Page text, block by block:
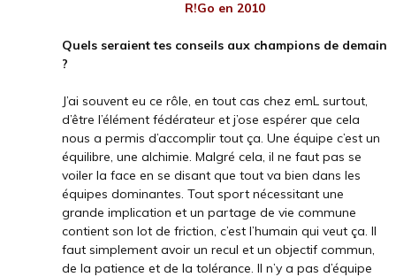
R!Go en 2010
Quels seraient tes conseils aux champions de demain
?
J’ai souvent eu ce rôle, en tout cas chez emL surtout,
d’être l’élément fédérateur et j’ose espérer que cela
nous a permis d’accomplir tout ça. Une équipe c’est un
équilibre, une alchimie. Malgré cela, il ne faut pas se
voiler la face en se disant que tout va bien dans les
équipes dominantes. Tout sport nécessitant une
grande implication et un partage de vie commune
contient son lot de friction, c’est l’humain qui veut ça. Il
faut simplement avoir un recul et un objectif commun,
de la patience et de la tolérance. Il n’y a pas d’équipe